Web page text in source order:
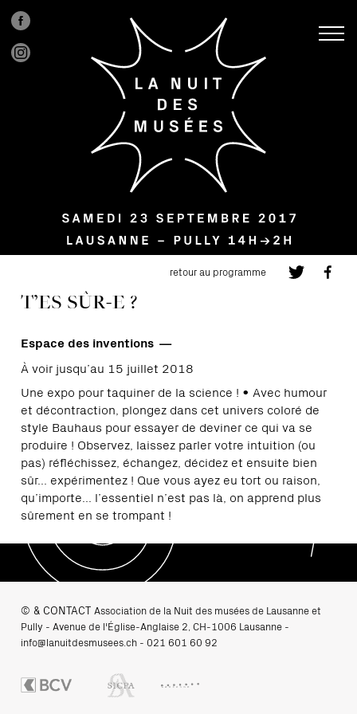
T’ES SÛR-E ?
retour au programme
Espace des inventions
À voir jusqu’au 15 juillet 2018
Une expo pour taquiner de la science ! • Avec humour
et décontraction, plongez dans cet univers coloré de
style Bauhaus pour essayer de deviner ce qui va se
produire ! Observez, laissez parler votre intuition (ou
pas) réfléchissez, échangez, décidez et ensuite bien
sûr... expérimentez ! Que vous ayez eu tort ou raison,
qu’importe... l’essentiel n’est pas là, on apprend plus
sûrement en se trompant !
© & CONTACT Association de la Nuit des musées de Lausanne et
Pully - Avenue de l'Église-Anglaise 2, CH-1006 Lausanne -
info@lanuitdesmusees.ch- 021 601 60 92